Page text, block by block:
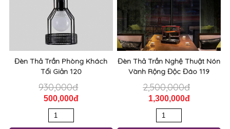
Đèn Thả Trần Phòng Khách
Tối Giản 120
930,000đ
500,000đ
Đèn Thả Trần Nghệ Thuật Nón
Vành Rộng Độc Đáo 119
2,500,000đ
1,300,000đ